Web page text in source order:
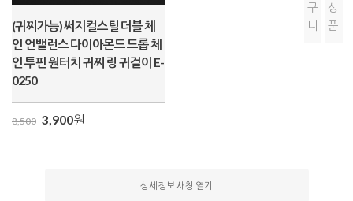
(귀찌가능) 써지컬스틸 더블 체
인 언밸런스 다이아몬드 드롭 체
인 투핀 원터치 귀찌 링 귀걸이 E-
0250
8,500 3,900원
구
니
상
품
상세정보 새창 열기